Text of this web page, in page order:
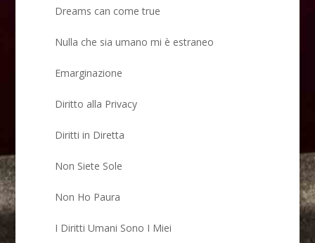
Dreams can come true
Nulla che sia umano mi è estraneo
Emarginazione
Diritto alla Privacy
Diritti in Diretta
Non Siete Sole
Non Ho Paura
I Diritti Umani Sono I Miei